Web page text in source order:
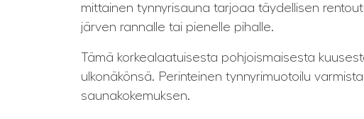
mittainen tynnyrisauna tarjoaa täydellisen
järven rannalle tai pienelle pihalle.
Tämä korkealaatuisesta pohjoismaisesta
ulkonäkönsä. Perinteinen tynnyrimuotoilu
saunakokemuksen.